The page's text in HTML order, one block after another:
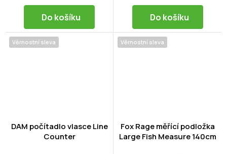
Do košíku Do košíku
Věrnostní sleva
DAM počítadlo vlasce Line
Counter
Věrnostní sleva
Fox Rage měřící podložka
Large Fish Measure 140cm